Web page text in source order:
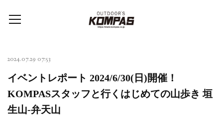
2024.07.29 07:53
イベントレポート 2024/6/30(日)開催！
KOMPASスタッフと行くはじめての山歩き 垣
生山-弁天山